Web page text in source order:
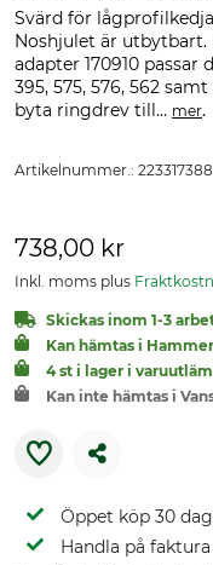
Svärd för
Noshjulet är utbytbart.
adapter 170910 passar
395, 575, 576, 562
byta ringdrev till... mer.
Artikelnummer.:
738,00 kr
Inkl. moms plus
Skickas inom 1-3
Kan hämtas i
4 st i lager i
Kan inte hämtas i
Öppet köp 30
Handla på faktura